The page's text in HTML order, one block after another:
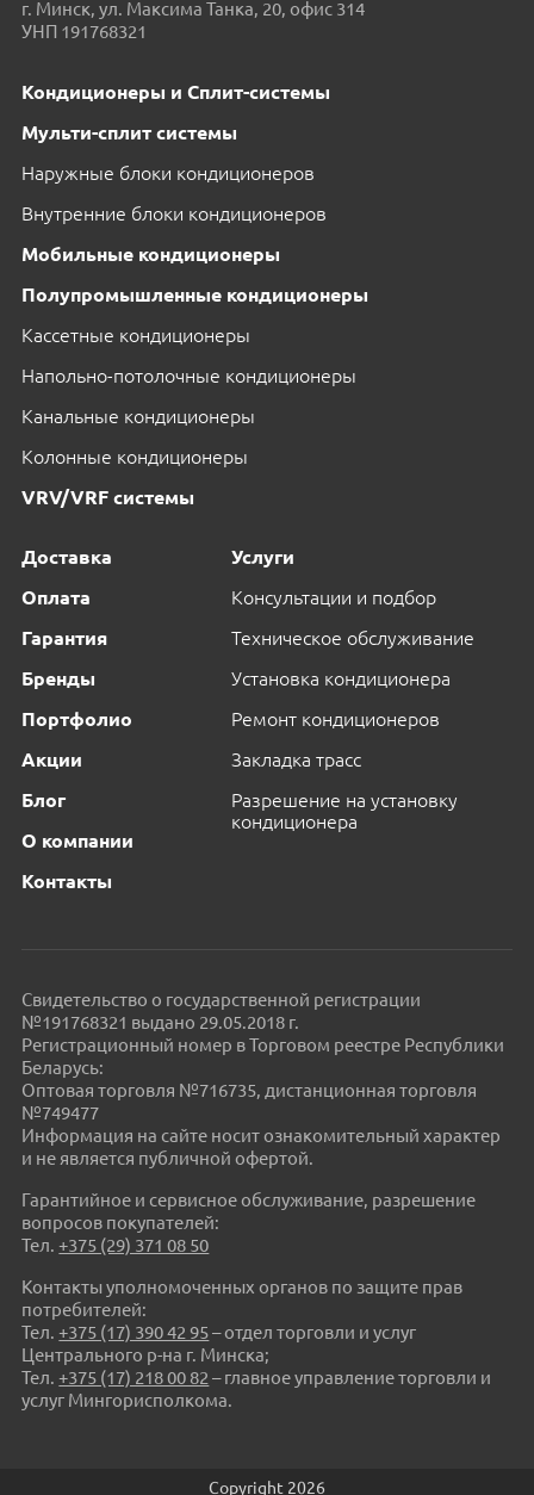
г. Минск, ул. Максима Танка, 20, офис 314
УНП 191768321
Кондиционеры и Сплит-системы
Мульти-сплит системы
Наружные блоки кондиционеров
Внутренние блоки кондиционеров
Мобильные кондиционеры
Полупромышленные кондиционеры
Кассетные кондиционеры
Напольно-потолочные кондиционеры
Канальные кондиционеры
Колонные кондиционеры
VRV/VRF системы
Доставка
Оплата
Гарантия
Бренды
Портфолио
Акции
Блог
О компании
Контакты
Услуги
Консультации и подбор
Техническое обслуживание
Установка кондиционера
Ремонт кондиционеров
Закладка трасс
Разрешение на установку
кондиционера
Свидетельство о государственной регистрации
№191768321 выдано 29.05.2018 г.
Регистрационный номер в Торговом реестре Республики
Беларусь:
Оптовая торговля №716735, дистанционная торговля
№749477
Информация на сайте носит ознакомительный характер
и не является публичной офертой.
Гарантийное и сервисное обслуживание, разрешение
вопросов покупателей:
Тел.+375 (29) 371 08 50
Контакты уполномоченных органов по защите прав
потребителей:
Тел.+375 (17) 390 42 95– отдел торговли и услуг
Центрального р-на г. Минска;
Тел.+375 (17) 218 00 82 – главное управление торговли и
услуг Мингорисполкома.
Copyright 2026